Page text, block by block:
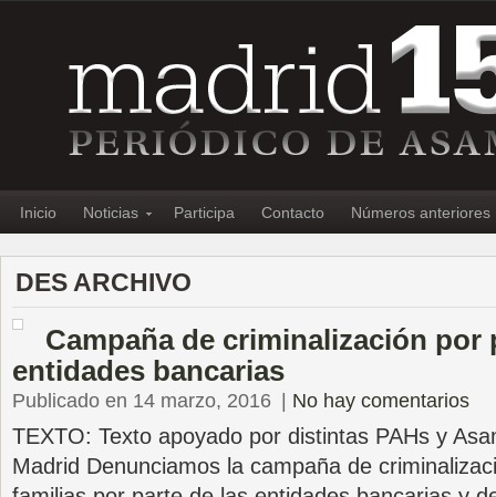
Inicio Noticias Participa Contacto Números anteriores
DES ARCHIVO
Campaña de criminalización por
entidades bancarias
Publicado en 14 marzo, 2016 No hay comentarios
TEXTO: Texto apoyado por distintas PAHs y
Madrid Denunciamos la campaña de